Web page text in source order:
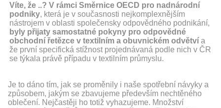
Víte, že ..? V rámci Směrnice OECD pro nadnárodní
podniky, která je v současnosti nejkomplexnějším
nástrojem v oblasti společensky odpovědného podnikání,
byly přijaty samostatné pokyny pro odpovědné
obchodní řetězce v textilním a obuvnickém odvětví a
že první specifická stížnost projednávaná podle nich v ČR
se týkala právě případu v textilním průmyslu.
Je to dáno tím, jak se proměnily i naše spotřební návyky a
způsobem, jakým se zbavujeme především nechtěného
oblečení. Nejčastěji ho totiž vyhazujeme. Množství